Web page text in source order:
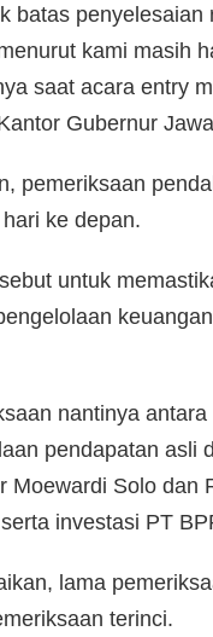
batas
kami masih
saat acara entry
Gubernur
pemeriksaan
ke depan.
untuk
nantinya
pendapatan asli
Moewardi Solo dan
investasi PT
lama
terinci.